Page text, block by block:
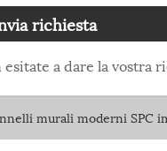
richiesta
esitate a dare la vostra